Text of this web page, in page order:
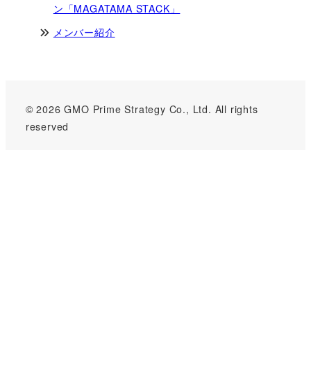
ン「MAGATAMA STACK」
メンバー紹介
© 2026 GMO Prime Strategy Co., Ltd. All rights
reserved